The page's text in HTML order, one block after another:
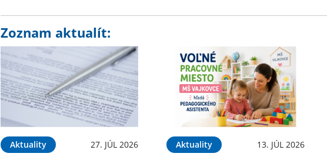
Zoznam aktualít:
Aktuality 27. JÚL 2026 Aktuality 13. JÚL 2026